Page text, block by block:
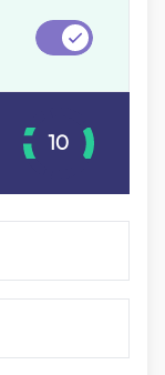
10